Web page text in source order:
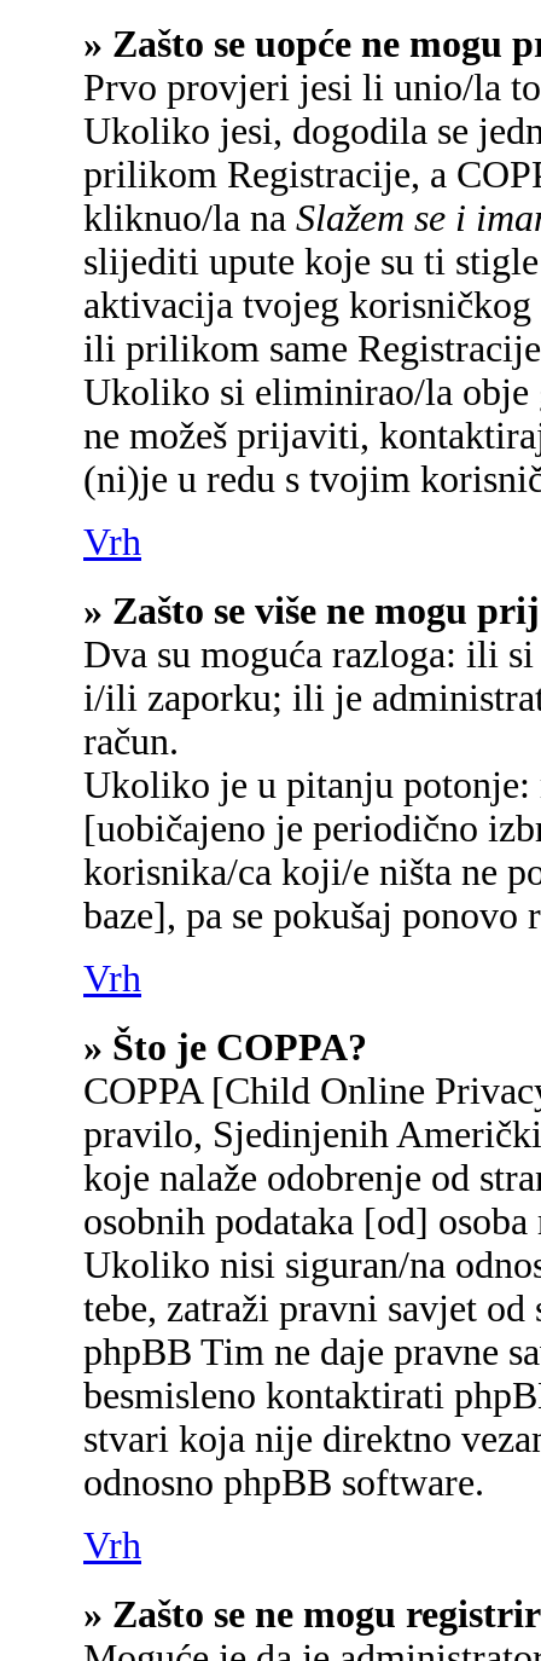
» Zašto se uopće ne mogu
Prvo provjeri jesi li unio/la
Ukoliko jesi, dogodila se
prilikom Registracije, a
kliknuo/la na Slažem se i
slijediti upute koje su ti
aktivacija tvojeg
ili prilikom same
Ukoliko si eliminirao/la obje
ne možeš prijaviti,
(ni)je u redu s tvojim
Vrh
» Zašto se više ne mogu
Dva su moguća razloga: ili
i/ili zaporku; ili je
račun.
Ukoliko je u pitanju potonje:
[uobičajeno je periodično
korisnika/ca koji/e ništa ne
baze], pa se pokušaj ponovo
Vrh
» Što je COPPA?
COPPA [Child Online
pravilo, Sjedinjenih
koje nalaže odobrenje od
osobnih podataka [od]
Ukoliko nisi siguran/na
tebe, zatraži pravni savjet od
phpBB Tim ne daje pravne
besmisleno kontaktirati
stvari koja nije direktno
odnosno phpBB software.
Vrh
» Zašto se ne mogu